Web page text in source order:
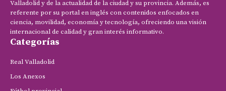
Valladolid y de la actualidad de la ciudad y su provincia. Además, es
referente por su portal en inglés con contenidos enfocados en
ciencia, movilidad, economía y tecnología, ofreciendo una visión
internacional de calidad y gran interés informativo.
Categorías
Real Valladolid
Los Anexos